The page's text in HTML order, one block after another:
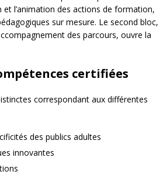
l’animation des actions de formation,
sur mesure. Le second bloc,
des parcours, ouvre la
certifiées
correspondant aux différentes
des publics adultes
innovantes